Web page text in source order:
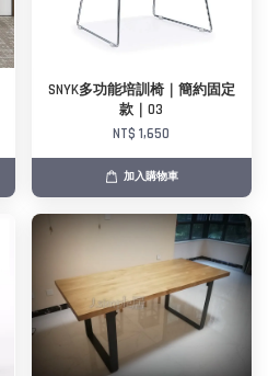
SNYK多功能培訓椅｜簡約固定
款｜03
NT$ 1,650
加入購物車